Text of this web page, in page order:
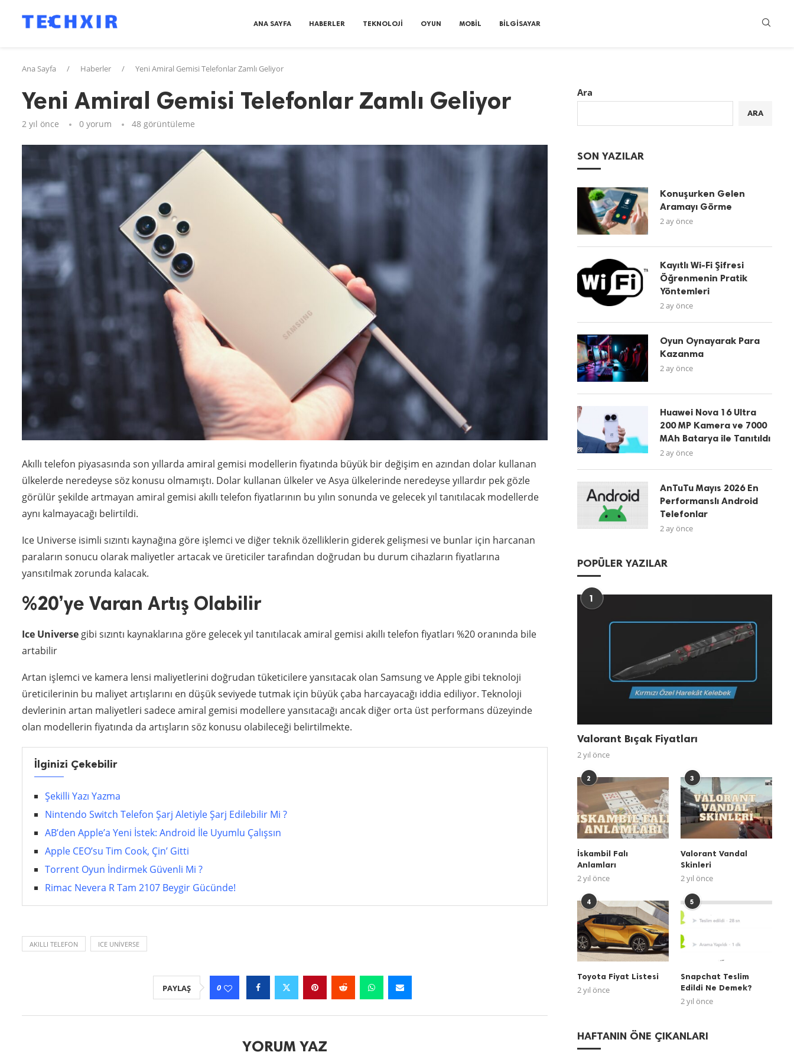
ANA SAYFA HABERLER TEKNOLOJI OYUN MOBIL BILGISAYAR
Ana Sayfa / Haberler / Yeni Amiral Gemisi Telefonlar Zamlı Geliyor
Yeni Amiral Gemisi Telefonlar Zamlı Geliyor
2 yıl önce 0 yorum 48 görüntüleme
Akıllı telefon piyasasında son yıllarda amiral gemisi modellerin fiyatında büyük bir değişim en azından dolar kullanan
ülkelerde neredeyse söz konusu olmamıştı. Dolar kullanan ülkeler ve Asya ülkelerinde neredeyse yıllardır pek gözle
görülür şekilde artmayan amiral gemisi akıllı telefon fiyatlarının bu yılın sonunda ve gelecek yıl tanıtılacak modellerde
aynı kalmayacağı belirtildi.
Ice Universe isimli sızıntı kaynağına göre işlemci ve diğer teknik özelliklerin giderek gelişmesi ve bunlar için harcanan
paraların sonucu olarak maliyetler artacak ve üreticiler tarafından doğrudan bu durum cihazların fiyatlarına
yansıtılmak zorunda kalacak.
%20’ye Varan Artış Olabilir
Ice Universegibi sızıntı kaynaklarına göre gelecek yıl tanıtılacak amiral gemisi akıllı telefon fiyatları %20 oranında bile
artabilir
Artan işlemci ve kamera lensi maliyetlerini doğrudan tüketicilere yansıtacak olan Samsung ve Apple gibi teknoloji
üreticilerinin bu maliyet artışlarını en düşük seviyede tutmak için büyük çaba harcayacağı iddia ediliyor. Teknoloji
devlerinin artan maliyetleri sadece amiral gemisi modellere yansıtacağı ancak diğer orta üst performans düzeyinde
olan modellerin fiyatında da artışların söz konusu olabileceği belirtilmekte.
İlginizi Çekebilir
Şekilli Yazı Yazma
Nintendo Switch Telefon Şarj Aletiyle Şarj Edilebilir Mi ?
AB’den Apple’a Yeni İstek: Android İle Uyumlu Çalışsın
Apple CEO’su Tim Cook, Çin’ Gitti
Torrent Oyun İndirmek Güvenli Mi ?
Rimac Nevera R Tam 2107 Beygir Gücünde!
AKILLI TELEFON ICE UNIVERSE
PAYLAŞ 0
YORUM YAZ
Ara
ARA
SON YAZILAR
Konuşurken Gelen
Aramayı Görme
2 ay önce
Kayıtlı Wi-Fi Şifresi
Öğrenmenin Pratik
Yöntemleri
2 ay önce
Oyun Oynayarak Para
Kazanma
2 ay önce
Huawei Nova 16 Ultra
200 MP Kamera ve 7000
MAh Batarya ile Tanıtıldı
2 ay önce
AnTuTu Mayıs 2026 En
Performanslı Android
Telefonlar
2 ay önce
POPÜLER YAZILAR
1
Valorant Bıçak Fiyatları
2 yıl önce
2
İskambil Falı
Anlamları
2 yıl önce
3
Valorant Vandal
Skinleri
2 yıl önce
4
Toyota Fiyat Listesi
2 yıl önce
5
Snapchat Teslim
Edildi Ne Demek?
2 yıl önce
HAFTANIN ÖNE ÇIKANLARI